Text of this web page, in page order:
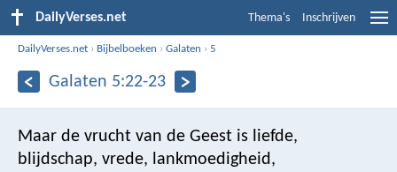
DailyVerses.net Thema's Inschrijven
DailyVerses.net › Bijbelboeken ›Galaten ›5
Galaten 5:22-23
Maar de vrucht van de Geest is liefde,
blijdschap, vrede, lankmoedigheid,